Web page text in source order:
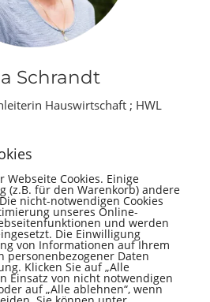
Schrandt
Hauswirtschaft ; HWL

▲▲
Cookies. Einige
(z.B. für den Warenkorb) andere
nicht-notwendigen Cookies
unseres Online-
und werden
Die Einwilligung
von Informationen auf Ihrem
personenbezogener Daten
Klicken Sie auf „Alle
Einsatz von nicht notwendigen
auf „Alle ablehnen“, wenn